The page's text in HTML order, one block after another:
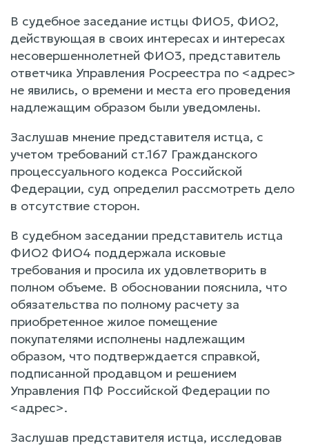
В судебное заседание истцы ФИО5, ФИО2,
действующая в своих интересах и интересах
несовершеннолетней ФИО3, представитель
ответчика Управления Росреестра по <адрес>
не явились, о времени и места его проведения
надлежащим образом были уведомлены.
Заслушав мнение представителя истца, с
учетом требований ст.167 Гражданского
процессуального кодекса Российской
Федерации, суд определил рассмотреть дело
в отсутствие сторон.
В судебном заседании представитель истца
ФИО2 ФИО4 поддержала исковые
требования и просила их удовлетворить в
полном объеме. В обосновании пояснила, что
обязательства по полному расчету за
приобретенное жилое помещение
покупателями исполнены надлежащим
образом, что подтверждается справкой,
подписанной продавцом и решением
Управления ПФ Российской Федерации по
<адрес>.
Заслушав представителя истца, исследовав